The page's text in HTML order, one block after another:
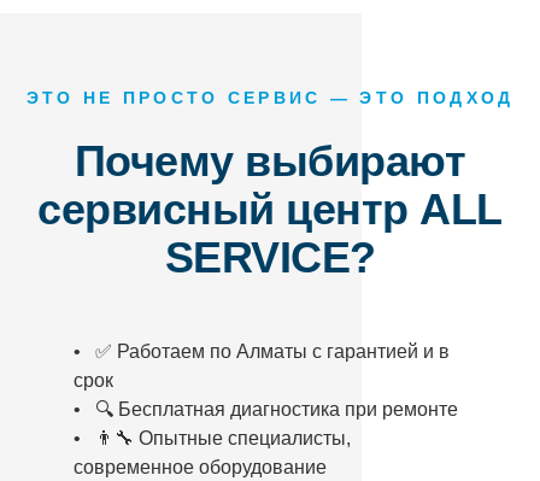
ЭТО НЕ ПРОСТО СЕРВИС — ЭТО ПОДХОД
Почему выбирают
сервисный центр ALL
SERVICE?
• ✅ Работаем по Алматы с гарантией и в
срок
• 🔍 Бесплатная диагностика при ремонте
• 👨‍🔧 Опытные специалисты,
современное оборудование